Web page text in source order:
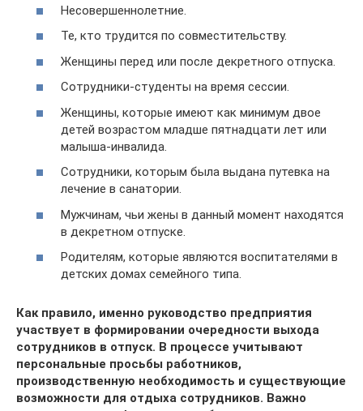
Несовершеннолетние.
Те, кто трудится по совместительству.
Женщины перед или после декретного отпуска.
Сотрудники-студенты на время сессии.
Женщины, которые имеют как минимум двое
детей возрастом младше пятнадцати лет или
малыша-инвалида.
Сотрудники, которым была выдана путевка на
лечение в санатории.
Мужчинам, чьи жены в данный момент находятся
в декретном отпуске.
Родителям, которые являются воспитателями в
детских домах семейного типа.
Как правило, именно руководство предприятия
участвует в формировании очередности выхода
сотрудников в отпуск. В процессе учитывают
персональные просьбы работников,
производственную необходимость и существующие
возможности для отдыха сотрудников. Важно